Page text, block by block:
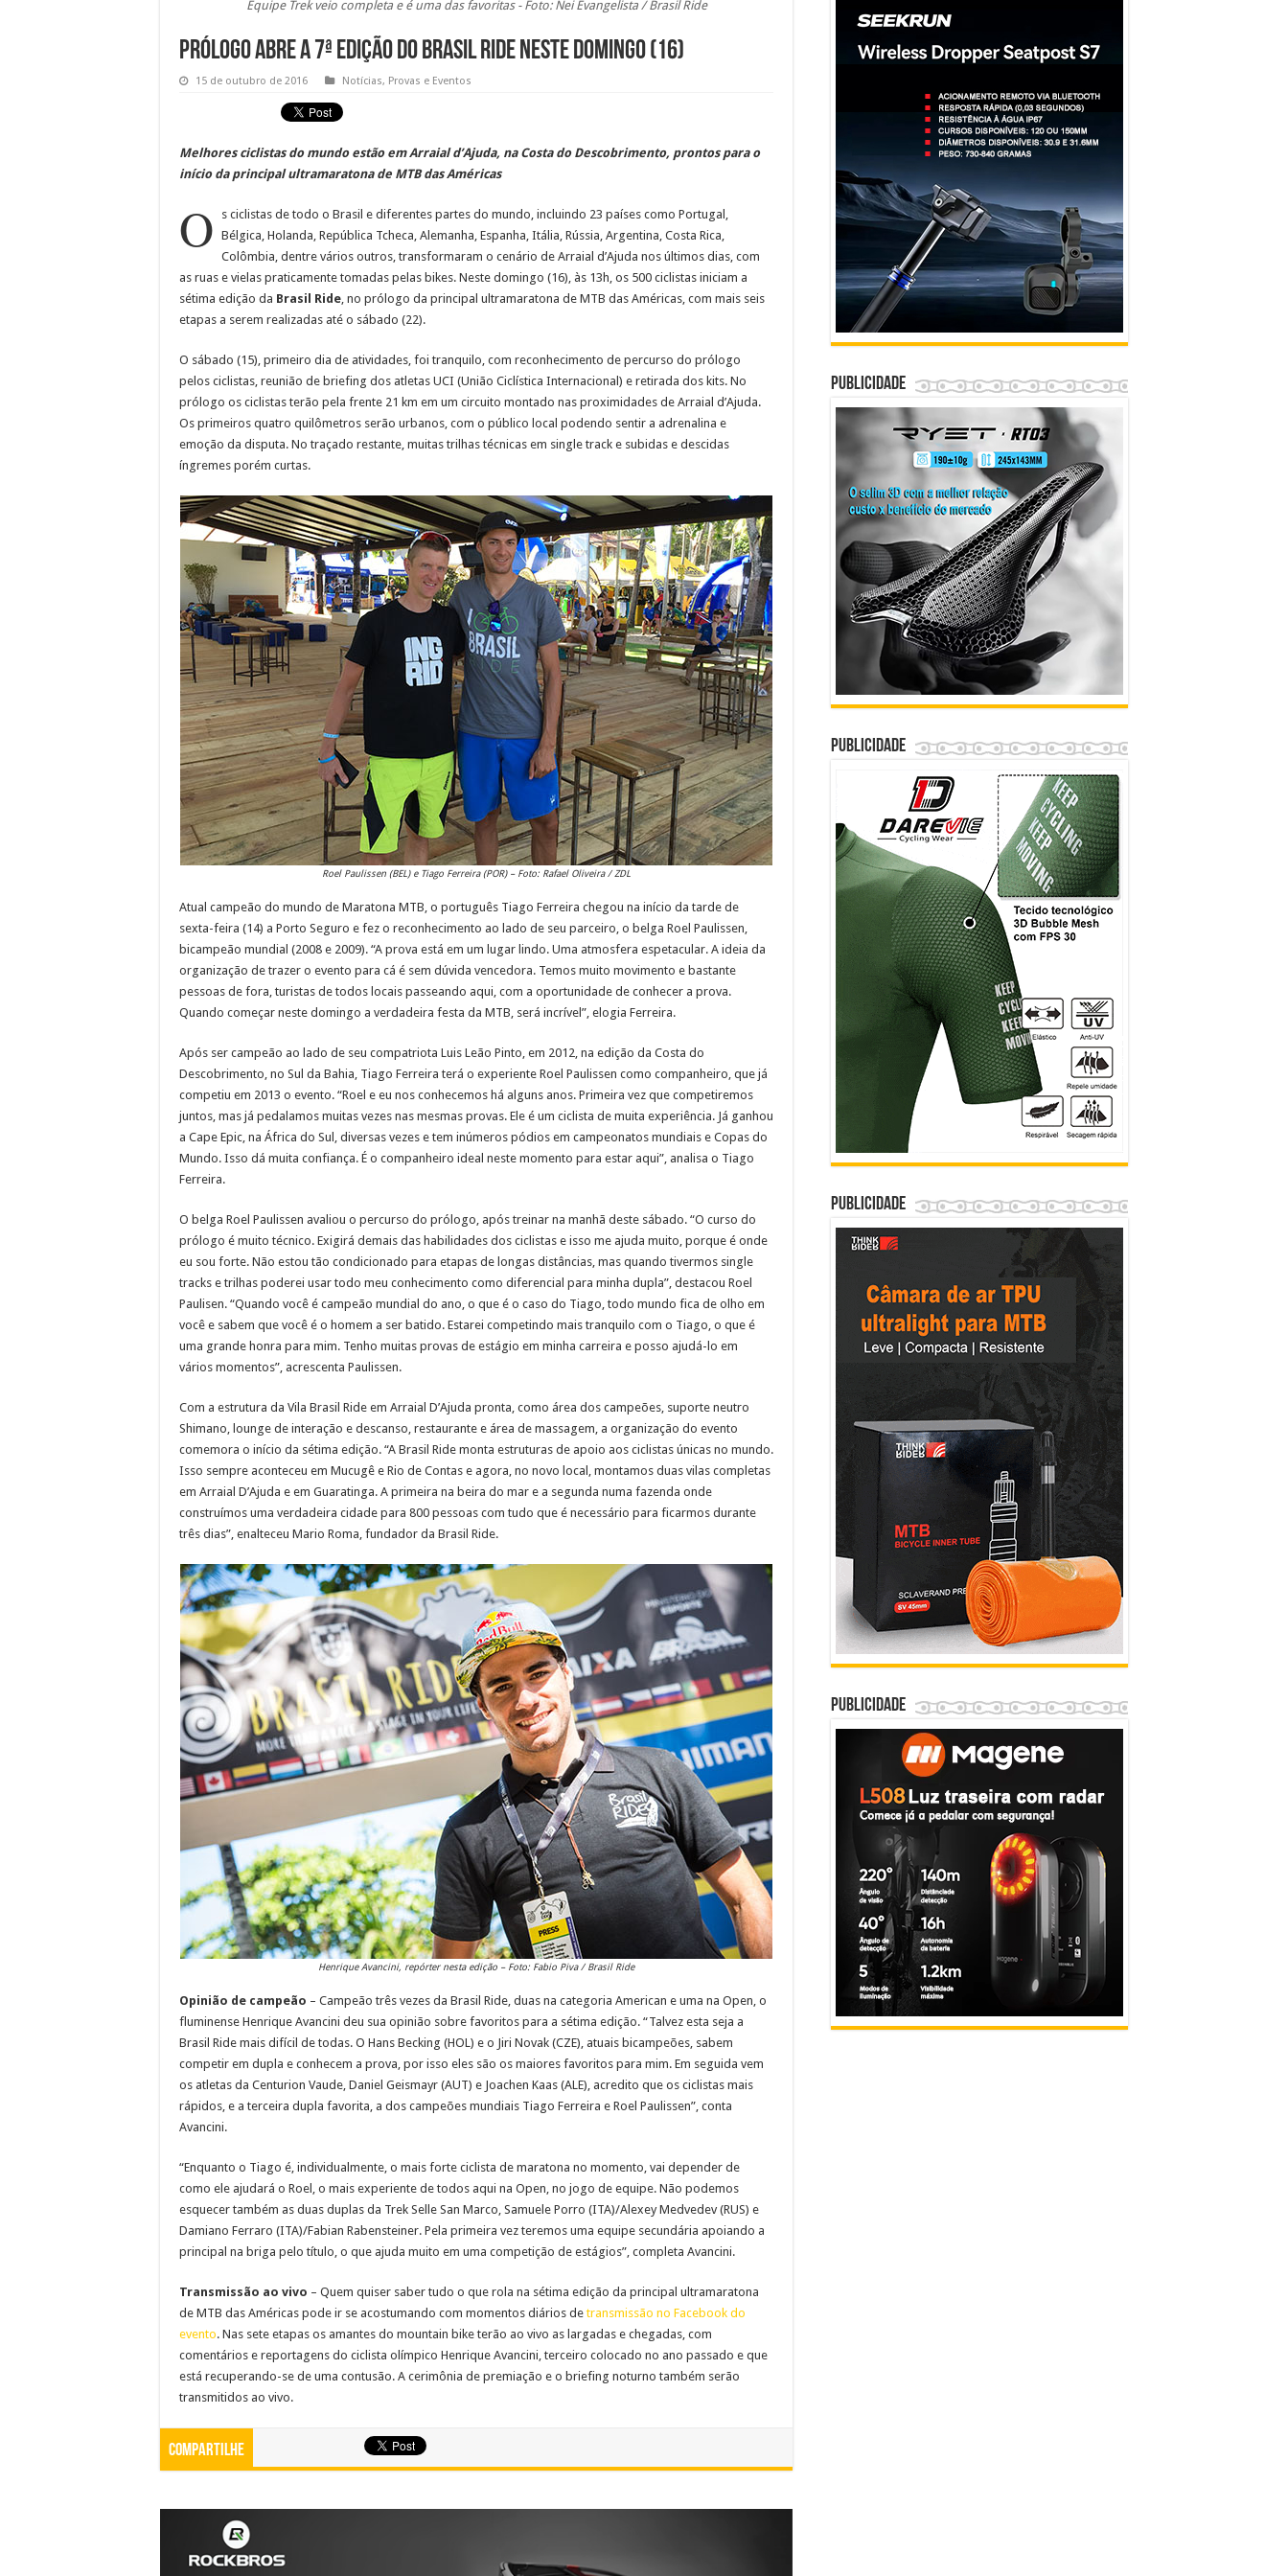
Equipe Trek veio completa e é uma das favoritas - Foto: Nei Evangelista / Brasil Ride
Prólogo abre a 7ª edição do Brasil Ride neste domingo (16)
15 de outubro de 2016 Notícias, Provas e Eventos
Melhores ciclistas do mundo estão em Arraial d’Ajuda, na Costa do Descobrimento, prontos para o
início da principal ultramaratona de MTB das Américas
O
s ciclistas de todo o Brasil e diferentes partes do mundo, incluindo 23 países como Portugal,
Bélgica, Holanda, República Tcheca, Alemanha, Espanha, Itália, Rússia, Argentina, Costa Rica,
Colômbia, dentre vários outros, transformaram o cenário de Arraial d’Ajuda nos últimos dias, com
as ruas e vielas praticamente tomadas pelas bikes. Neste domingo (16), às 13h, os 500 ciclistas iniciam a
sétima edição da Brasil Ride , no prólogo da principal ultramaratona de MTB das Américas, com mais seis
etapas a serem realizadas até o sábado (22).
O sábado (15), primeiro dia de atividades, foi tranquilo, com reconhecimento de percurso do prólogo
pelos ciclistas, reunião de briefing dos atletas UCI (União Ciclística Internacional) e retirada dos kits. No
prólogo os ciclistas terão pela frente 21 km em um circuito montado nas proximidades de Arraial d’Ajuda.
Os primeiros quatro quilômetros serão urbanos, com o público local podendo sentir a adrenalina e
emoção da disputa. No traçado restante, muitas trilhas técnicas em single track e subidas e descidas
íngremes porém curtas.
Roel Paulissen (BEL) e Tiago Ferreira (POR) – Foto: Rafael Oliveira / ZDL
Atual campeão do mundo de Maratona MTB, o português Tiago Ferreira chegou na início da tarde de
sexta-feira (14) a Porto Seguro e fez o reconhecimento ao lado de seu parceiro, o belga Roel Paulissen,
bicampeão mundial (2008 e 2009). “A prova está em um lugar lindo. Uma atmosfera espetacular. A ideia da
organização de trazer o evento para cá é sem dúvida vencedora. Temos muito movimento e bastante
pessoas de fora, turistas de todos locais passeando aqui, com a oportunidade de conhecer a prova.
Quando começar neste domingo a verdadeira festa da MTB, será incrível”, elogia Ferreira.
Após ser campeão ao lado de seu compatriota Luis Leão Pinto, em 2012, na edição da Costa do
Descobrimento, no Sul da Bahia, Tiago Ferreira terá o experiente Roel Paulissen como companheiro, que já
competiu em 2013 o evento. “Roel e eu nos conhecemos há alguns anos. Primeira vez que competiremos
juntos, mas já pedalamos muitas vezes nas mesmas provas. Ele é um ciclista de muita experiência. Já ganhou
a Cape Epic, na África do Sul, diversas vezes e tem inúmeros pódios em campeonatos mundiais e Copas do
Mundo. Isso dá muita confiança. É o companheiro ideal neste momento para estar aqui”, analisa o Tiago
Ferreira.
O belga Roel Paulissen avaliou o percurso do prólogo, após treinar na manhã deste sábado. “O curso do
prólogo é muito técnico. Exigirá demais das habilidades dos ciclistas e isso me ajuda muito, porque é onde
eu sou forte. Não estou tão condicionado para etapas de longas distâncias, mas quando tivermos single
tracks e trilhas poderei usar todo meu conhecimento como diferencial para minha dupla”, destacou Roel
Paulisen. “Quando você é campeão mundial do ano, o que é o caso do Tiago, todo mundo fica de olho em
você e sabem que você é o homem a ser batido. Estarei competindo mais tranquilo com o Tiago, o que é
uma grande honra para mim. Tenho muitas provas de estágio em minha carreira e posso ajudá-lo em
vários momentos”, acrescenta Paulissen.
Com a estrutura da Vila Brasil Ride em Arraial D’Ajuda pronta, como área dos campeões, suporte neutro
Shimano, lounge de interação e descanso, restaurante e área de massagem, a organização do evento
comemora o início da sétima edição. “A Brasil Ride monta estruturas de apoio aos ciclistas únicas no mundo.
Isso sempre aconteceu em Mucugê e Rio de Contas e agora, no novo local, montamos duas vilas completas
em Arraial D’Ajuda e em Guaratinga. A primeira na beira do mar e a segunda numa fazenda onde
construímos uma verdadeira cidade para 800 pessoas com tudo que é necessário para ficarmos durante
três dias”, enalteceu Mario Roma, fundador da Brasil Ride.
Henrique Avancini, repórter nesta edição – Foto: Fabio Piva / Brasil Ride
Opinião de campeão – Campeão três vezes da Brasil Ride, duas na categoria American e uma na Open, o
fluminense Henrique Avancini deu sua opinião sobre favoritos para a sétima edição. “Talvez esta seja a
Brasil Ride mais difícil de todas. O Hans Becking (HOL) e o Jiri Novak (CZE), atuais bicampeões, sabem
competir em dupla e conhecem a prova, por isso eles são os maiores favoritos para mim. Em seguida vem
os atletas da Centurion Vaude, Daniel Geismayr (AUT) e Joachen Kaas (ALE), acredito que os ciclistas mais
rápidos, e a terceira dupla favorita, a dos campeões mundiais Tiago Ferreira e Roel Paulissen”, conta
Avancini.
“Enquanto o Tiago é, individualmente, o mais forte ciclista de maratona no momento, vai depender de
como ele ajudará o Roel, o mais experiente de todos aqui na Open, no jogo de equipe. Não podemos
esquecer também as duas duplas da Trek Selle San Marco, Samuele Porro (ITA)/Alexey Medvedev (RUS) e
Damiano Ferraro (ITA)/Fabian Rabensteiner. Pela primeira vez teremos uma equipe secundária apoiando a
principal na briga pelo título, o que ajuda muito em uma competição de estágios”, completa Avancini.
Transmissão ao vivo – Quem quiser saber tudo o que rola na sétima edição da principal ultramaratona
de MTB das Américas pode ir se acostumando com momentos diários detransmissão no Facebook do
evento. Nas sete etapas os amantes do mountain bike terão ao vivo as largadas e chegadas, com
comentários e reportagens do ciclista olímpico Henrique Avancini, terceiro colocado no ano passado e que
está recuperando-se de uma contusão. A cerimônia de premiação e o briefing noturno também serão
transmitidos ao vivo.
Compartilhe
Publicidade
Publicidade
Publicidade
Publicidade